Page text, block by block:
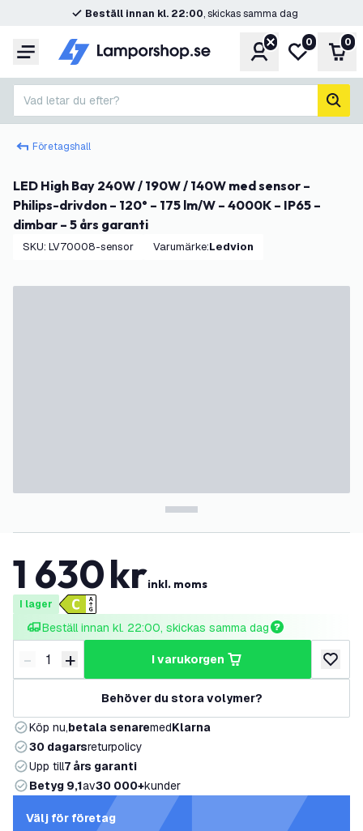
Beställ innan kl. 22:00, skickas samma dag
Meny KontoMin0 0
Vad letar du efter?
sök
Företagshall
LED High Bay 240W / 190W / 140W med sensor –
Philips-drivdon – 120° – 175 lm/W – 4000K – IP65 –
dimbar – 5 års garanti
SKU: LV70008-sensor Varumärke: Ledvion
1 630krinkl. moms
I lager
Beställ innan kl. 22:00, skickas samma dag
Minska antal
- Öka antal
+ i varukorgen
lägg
Behöver du stora volymer?
Köp nu,betala senaremedKlarna
30 dagarsreturpolicy
Upp till7 års garanti
Betyg 9,1av30 000+kunder
Välj för företag